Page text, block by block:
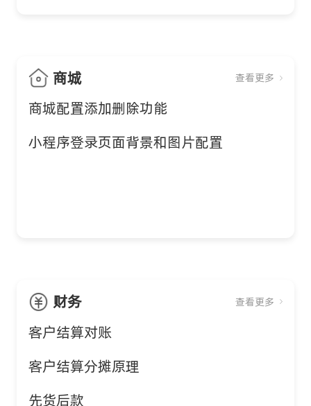
商城 查看更多
商城配置添加删除功能
小程序登录页面背景和图片配置
财务 查看更多
客户结算对账
客户结算分摊原理
先货后款